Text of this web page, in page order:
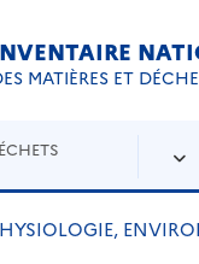
MATIÈRES ET